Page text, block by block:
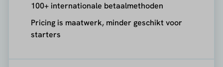
100+ internationale betaalmethoden
Pricing is maatwerk, minder geschikt voor
starters